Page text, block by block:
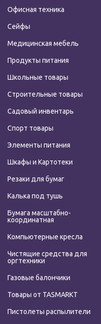
Офисная техника
Сейфы
Медицинская мебель
Продукты питания
Школьные товары
Строительные товары
Садовый инвентарь
Спорт товары
Элементы питания
Шкафы и Картотеки
Резаки для бумаг
Калька под тушь
Бумага масштабно-
координатная
Компьютерные кресла
Чистящие средства для
оргтехники
Газовые балончики
Товары от TASMARKT
Пистолеты распылители